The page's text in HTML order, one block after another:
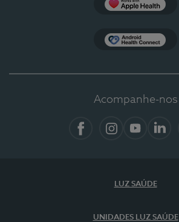
Acompanhe-nos
LUZ SAÚDE
UNIDADES LUZ SAÚDE